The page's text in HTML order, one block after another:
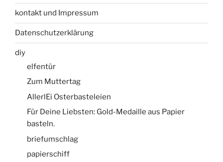
kontakt und Impressum
Datenschutzerklärung
diy
elfentür
Zum Muttertag
AllerlEi Osterbasteleien
Für Deine Liebsten: Gold-Medaille aus Papier
basteln.
briefumschlag
papierschiff